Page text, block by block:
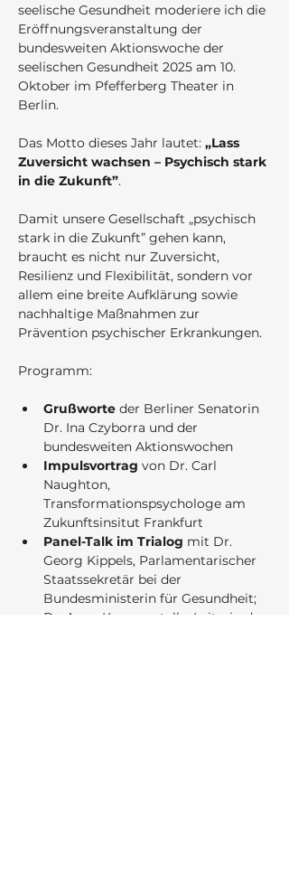
seelische Gesundheit moderiere ich die
Eröffnungsveranstaltung der
bundesweiten Aktionswoche der
seelischen Gesundheit 2025 am 10.
Oktober im Pfefferberg Theater in
Berlin.
Das Motto dieses Jahr lautet: „Lass
Zuversicht wachsen – Psychisch stark
in die Zukunft”.
Damit unsere Gesellschaft „psychisch
stark in die Zukunft” gehen kann,
braucht es nicht nur Zuversicht,
Resilienz und Flexibilität, sondern vor
allem eine breite Aufklärung sowie
nachhaltige Maßnahmen zur
Prävention psychischer Erkrankungen.
Programm:
Grußworte der Berliner Senatorin
Dr. Ina Czyborra und der
bundesweiten Aktionswochen
Impulsvortrag von Dr. Carl
Naughton,
Transformationspsychologe am
Zukunftsinsitut Frankfurt
Panel-Talk im Trialog mit Dr.
Georg Kippels, Parlamentarischer
Staatssekretär bei der
Bundesministerin für Gesundheit;
Dr. Anne Kaman, stellv. Leiterin der